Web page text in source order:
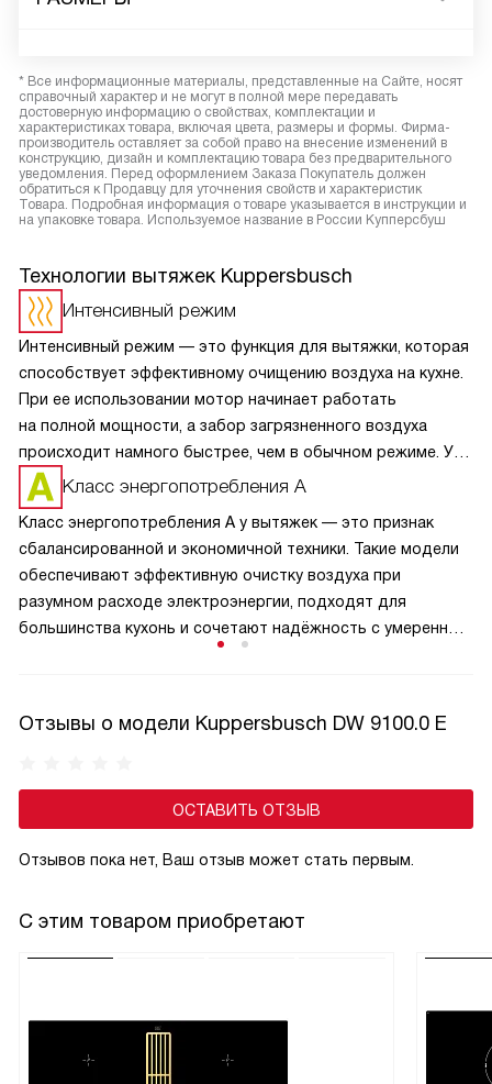
* Все информационные материалы, представленные на Сайте, носят
справочный характер и не могут в полной мере передавать
достоверную информацию о свойствах, комплектации и
характеристиках товара, включая цвета, размеры и формы. Фирма-
производитель оставляет за собой право на внесение изменений в
конструкцию, дизайн и комплектацию товара без предварительного
уведомления. Перед оформлением Заказа Покупатель должен
обратиться к Продавцу для уточнения свойств и характеристик
Товара. Подробная информация о товаре указывается в инструкции и
на упаковке товара. Используемое название в России Купперсбуш
Технологии вытяжек Kuppersbusch
Интенсивный режим
Интенсивный режим — это функция для вытяжки, которая
способствует эффективному очищению воздуха на кухне.
При ее использовании мотор начинает работать
на полной мощности, а забор загрязненного воздуха
происходит намного быстрее, чем в обычном режиме. Уже
спустя несколько минут в воздухе не остается следов
дыма, жира, пара или неприятных запахов от готовящихся
продуктов.
Класс энергопотребления A
Класс энергопотребления A у вытяжек — это признак
сбалансированной и экономичной техники. Такие модели
обеспечивают эффективную очистку воздуха при
разумном расходе электроэнергии, подходят для
большинства кухонь и сочетают надёжность с умеренным
отличным выбором для тех, кто ценит качество,
бюджет не позволяет взять технику с самым высоким
Отзывы о модели Kuppersbusch DW 9100.0 E
ОСТАВИТЬ ОТЗЫВ
Отзывов пока нет, Ваш отзыв может стать первым.
С этим товаром приобретают